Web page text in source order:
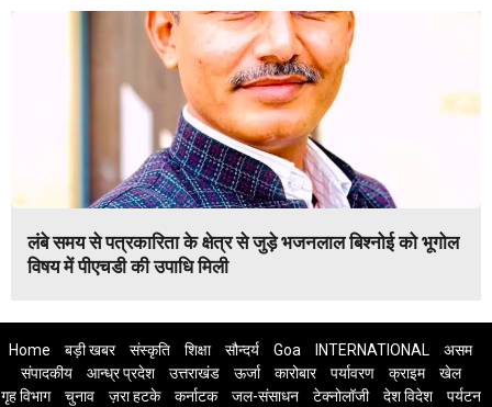
लंबे समय से पत्रकारिता के क्षेत्र से जुड़े भजनलाल बिश्नोई को भूगोल
विषय में पीएचडी की उपाधि मिली
Home बड़ी खबर संस्कृति शिक्षा सौन्दर्य Goa INTERNATIONAL
असम
संपादकीय
आन्ध्र प्रदेश उत्तराखंड ऊर्जा कारोबार पर्यावरण क्राइम
खेल
गृह विभाग
चुनाव ज़रा हटके कर्नाटक जल-संसाधन टेक्नोलॉजी देश विदेश
पर्यटन